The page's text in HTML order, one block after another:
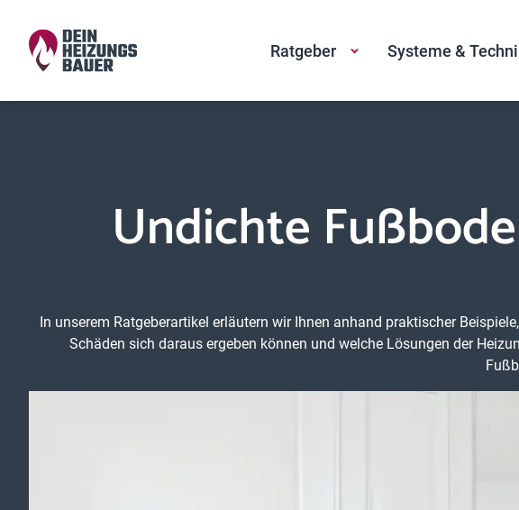
Ratgeber Systeme &
Undichte
In unserem Ratgeberartikel erläutern wir Ihnen anhand praktischer
Schäden sich daraus ergeben können und welche Lösungen der